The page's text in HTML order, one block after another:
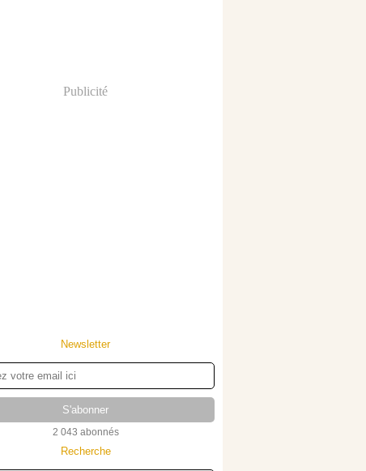
Publicité
Newsletter
2 043 abonnés
Recherche